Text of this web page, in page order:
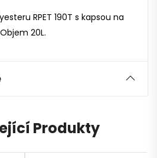
RPET 190T s kapsou na
20L.
Produkty